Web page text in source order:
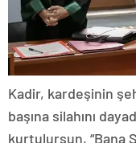
Kadir, kardeşinin
başına silahını
kurtulursun, “Bana